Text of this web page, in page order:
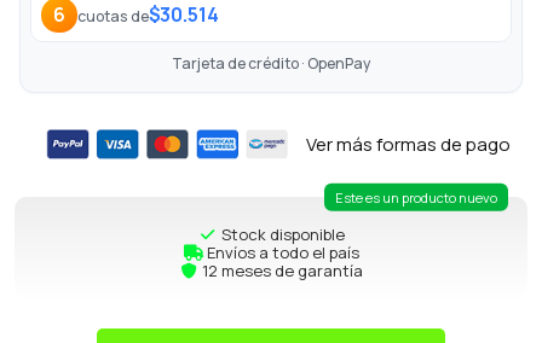
6 cuotas de$30.514
Tarjeta de crédito · OpenPay
Ver más formas de pago
Este es un producto nuevo
Stock disponible
Envíos a todo el país
12 meses de garantía